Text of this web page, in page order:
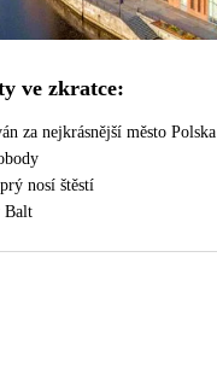
ve zkratce:
za nejkrásnější město Polska
nosí štěstí
Balt